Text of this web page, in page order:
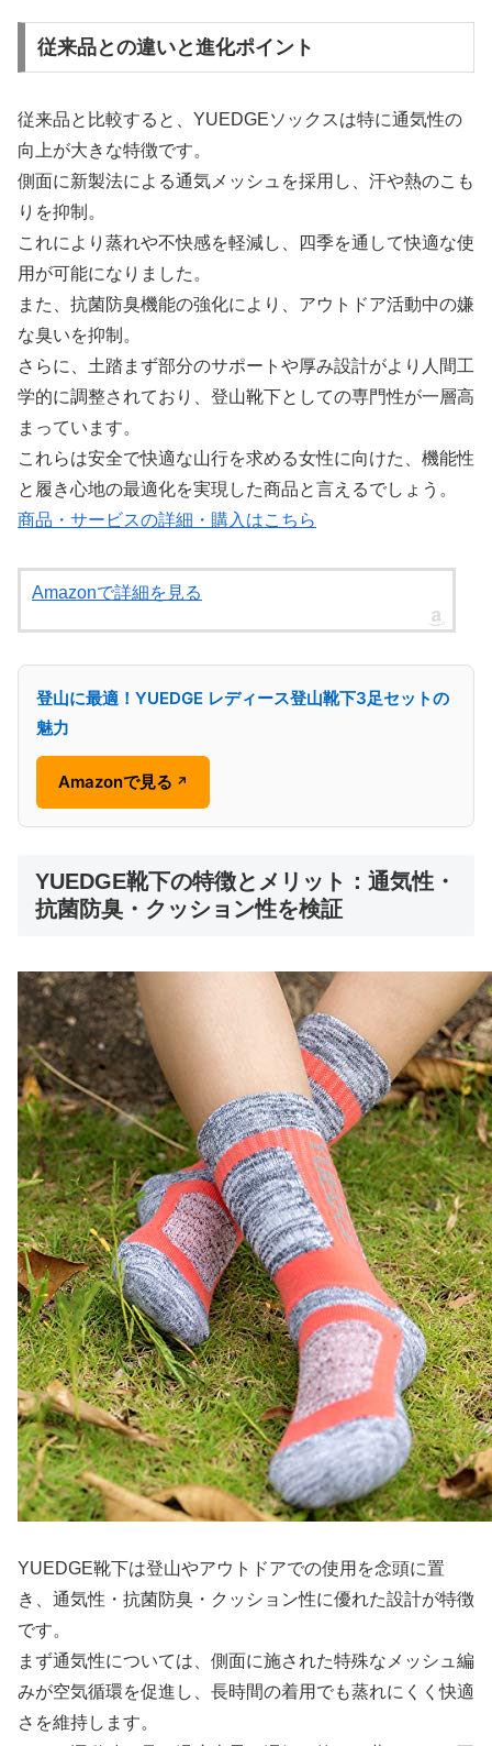
従来品との違いと進化ポイント
従来品と比較すると、YUEDGEソックスは特に通気性の
向上が大きな特徴です。
側面に新製法による通気メッシュを採用し、汗や熱のこも
りを抑制。
これにより蒸れや不快感を軽減し、四季を通して快適な使
用が可能になりました。
また、抗菌防臭機能の強化により、アウトドア活動中の嫌
な臭いを抑制。
さらに、土踏まず部分のサポートや厚み設計がより人間工
学的に調整されており、登山靴下としての専門性が一層高
まっています。
これらは安全で快適な山行を求める女性に向けた、機能性
と履き心地の最適化を実現した商品と言えるでしょう。
商品・サービスの詳細・購入はこちら
Amazonで詳細を見る
登山に最適！YUEDGE レディース登山靴下3足セットの
魅力
Amazonで見る ↗
YUEDGE靴下の特徴とメリット：通気性・
抗菌防臭・クッション性を検証
YUEDGE靴下は登山やアウトドアでの使用を念頭に置
き、通気性・抗菌防臭・クッション性に優れた設計が特徴
です。
まず通気性については、側面に施された特殊なメッシュ編
みが空気循環を促進し、長時間の着用でも蒸れにくく快適
さを維持します。